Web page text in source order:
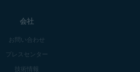
会社
お問い合わせ
プレスセンター
技術情報